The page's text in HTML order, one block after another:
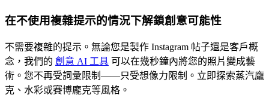
在不使用複雜提示的情況下解鎖創意可能性
不需要複雜的提示。無論您是製作 Instagram 帖子還是客戶概
念，我們的 創意 AI 工具 可以在幾秒鐘內將您的照片變成藝
術。您不再受詞彙限制——只受想像力限制。立即探索蒸汽龐
克、水彩或賽博龐克等風格。